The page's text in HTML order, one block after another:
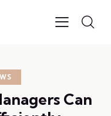
Can